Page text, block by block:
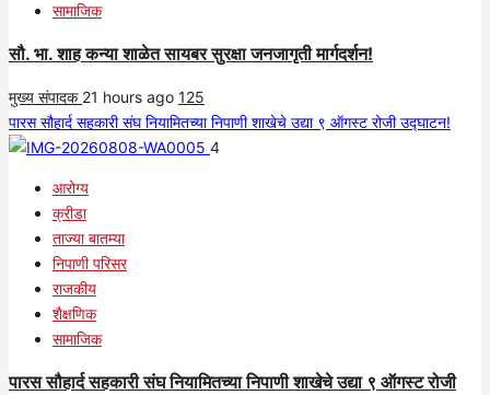
सामाजिक
सौ. भा. शाह कन्या शाळेत सायबर सुरक्षा जनजागृती मार्गदर्शन!
मुख्य संपादक 21 hours ago 125
पारस सौहार्द सहकारी संघ नियामितच्या निपाणी शाखेचे उद्या ९ ऑगस्ट रोजी उद्घाटन!
4
आरोग्य
क्रीडा
ताज्या बातम्या
निपाणी परिसर
राजकीय
शैक्षणिक
सामाजिक
पारस सौहार्द सहकारी संघ नियामितच्या निपाणी शाखेचे उद्या ९ ऑगस्ट रोजी